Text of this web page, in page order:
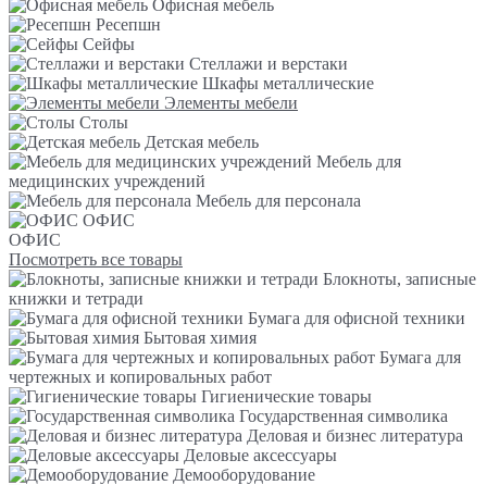
Офисная мебель
Ресепшн
Сейфы
Стеллажи и верстаки
Шкафы металлические
Элементы мебели
Столы
Детская мебель
Мебель для
медицинских учреждений
Мебель для персонала
ОФИС
ОФИС
Посмотреть все товары
Блокноты, записные
книжки и тетради
Бумага для офисной техники
Бытовая химия
Бумага для
чертежных и копировальных работ
Гигиенические товары
Государственная символика
Деловая и бизнес литература
Деловые аксессуары
Демооборудование